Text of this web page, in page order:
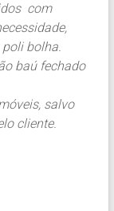
com
bolha.
baú fechado
salvo
cliente.